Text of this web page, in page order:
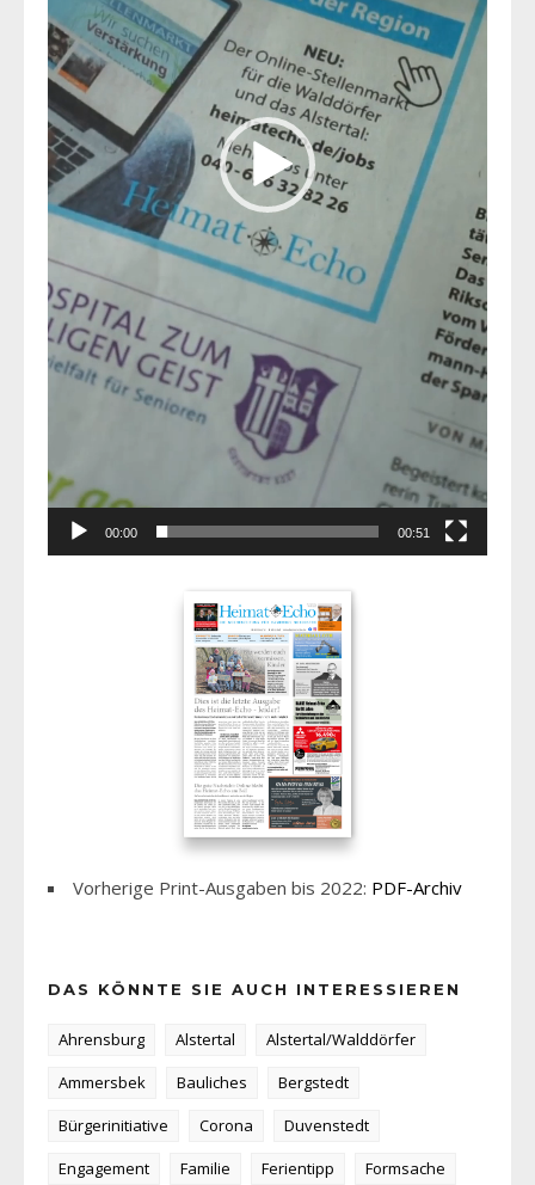
00:00 00:51
Vorherige Print-Ausgaben bis 2022: PDF-Archiv
DAS KÖNNTE SIE AUCH INTERESSIEREN
Ahrensburg Alstertal
Alstertal/Walddörfer
Ammersbek
Bauliches
Bergstedt
Bürgerinitiative
Corona
Duvenstedt
Engagement
Familie Ferientipp
Formsache